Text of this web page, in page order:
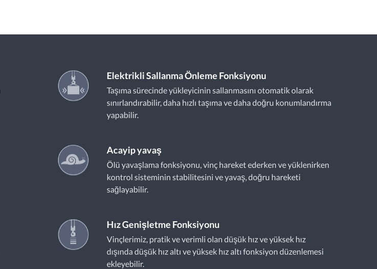
Elektrikli Sallanma Önleme Fonksiyonu
Taşıma sürecinde yükleyicinin sallanmasını otomatik olarak
sınırlandırabilir, daha hızlı taşıma ve daha doğru konumlandırma
yapabilir.
Acayip yavaş
Ölü yavaşlama fonksiyonu, vinç hareket ederken ve yüklenirken
kontrol sisteminin stabilitesini ve yavaş, doğru hareketi
sağlayabilir.
Hız Genişletme Fonksiyonu
Vinçlerimiz, pratik ve verimli olan düşük hız ve yüksek hız
dışında düşük hız altı ve yüksek hız altı fonksiyon düzenlemesi
ekleyebilir.